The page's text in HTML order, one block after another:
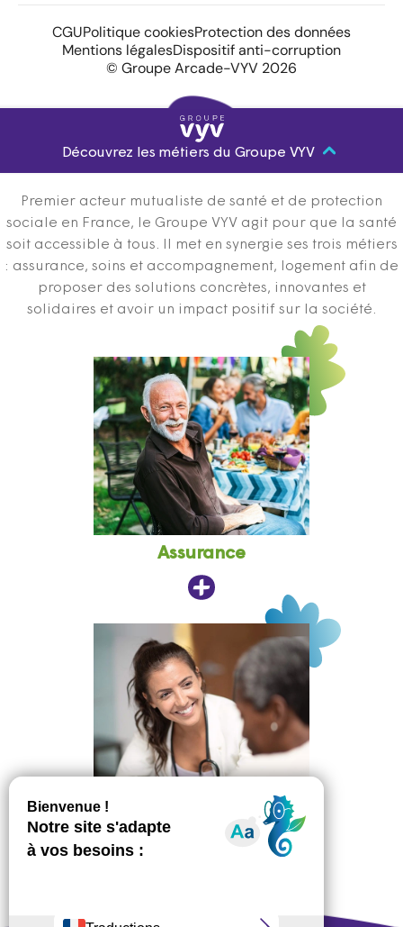
CGUPolitique cookiesProtection des données
Mentions légalesDispositif anti-corruption
© Groupe Arcade-VYV 2026
Découvrez les métiers du Groupe VYV
Premier acteur mutualiste de santé et de protection
sociale en France, le Groupe VYV agit pour que la santé
soit accessible à tous. Il met en synergie ses trois métiers
: assurance, soins et accompagnement, logement afin de
proposer des solutions concrètes, innovantes et
solidaires et avoir un impact positif sur la société.
Assurance
et accompagnement